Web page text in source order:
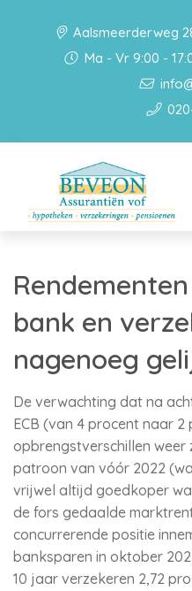
Aalsmeerderweg
Ma - Vr 9:00 -
bank en
nagenoeg
De verwachting dat na
ECB (van 4 procent naar 2
opbrengstverschillen
patroon van vóór 2022
vrijwel altijd goedkoper
de fors gedaalde
concurrerende positie
banksparen in oktober
10 jaar verzekeren 2,72